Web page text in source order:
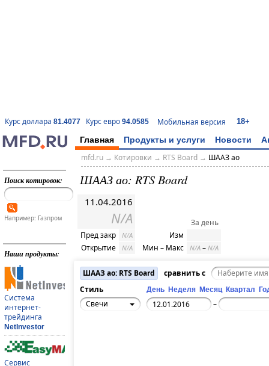
Курс доллара 81.4077 Курс евро 94.0585 Мобильная версия 18+
Главная Продукты и услуги Новости
Поиск котировок:
Например: Газпром
Наши продукты:
Система
интернет-
трейдинга
NetInvestor
Сервис
mfd.ru→ Котировки → RTS Board→ ШААЗ ао
ШААЗ ао: RTS Board
11.04.2016
N/A
Пред закр N/A
Открытие N/A
За день
Изм
Мин – Макс
N/A – N/A
ШААЗ ао: RTS Board
сравнить с
Стиль
День Неделя Месяц Квартал
Свечи –